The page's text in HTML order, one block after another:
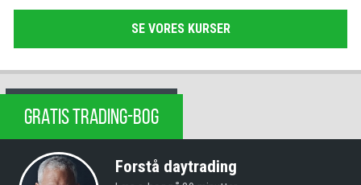
SE VORES KURSER
GRATIS TRADING-BOG
Forstå daytrading